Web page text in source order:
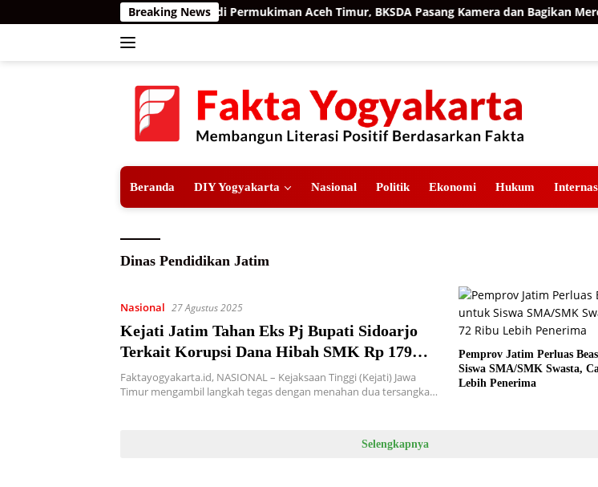
ke
Breaking News
Teror Harimau Sumatra di Permukiman Aceh Timur, BKSDA Pasang Kamera dan Bagikan Mercon
Beranda DIY Yogyakarta Nasional Politik Ekonomi Hukum
Dinas Pendidikan Jatim
Nasional 27 Agustus 2025
Kejati Jatim Tahan Eks Pj Bupati Sidoarjo
Terkait Korupsi Dana Hibah SMK Rp 179
Miliar
Faktayogyakarta.id, NASIONAL – Kejaksaan Tinggi (Kejati) Jawa
Timur mengambil langkah tegas dengan menahan dua tersangka…
Pemprov Jatim Perluas
Siswa SMA/SMK Swasta,
Lebih Penerima
Selengkapnya